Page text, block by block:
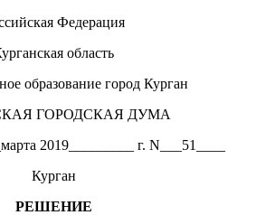
Федерация
область
образование город Курган
ГОРОДСКАЯ ДУМА
2019_________ г. N___51____
Курган
РЕШЕНИЕ